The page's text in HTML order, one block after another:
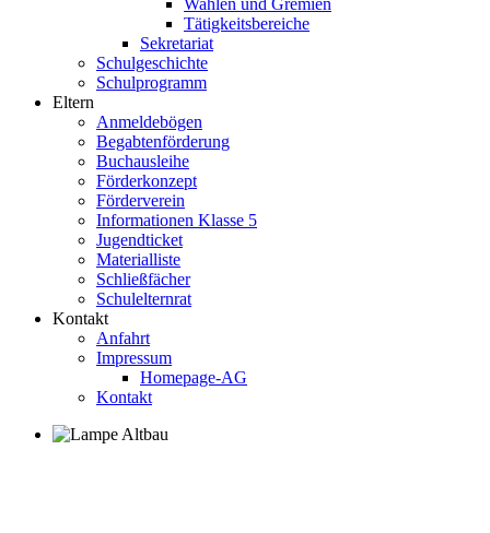
Wahlen und Gremien
Tätigkeitsbereiche
Sekretariat
Schulgeschichte
Schulprogramm
Eltern
Anmeldebögen
Begabtenförderung
Buchausleihe
Förderkonzept
Förderverein
Informationen Klasse 5
Jugendticket
Materialliste
Schließfächer
Schulelternrat
Kontakt
Anfahrt
Impressum
Homepage-AG
Kontakt